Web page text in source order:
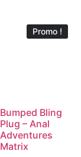
Promo !
Bumped Bling
Plug – Anal
Adventures
Matrix